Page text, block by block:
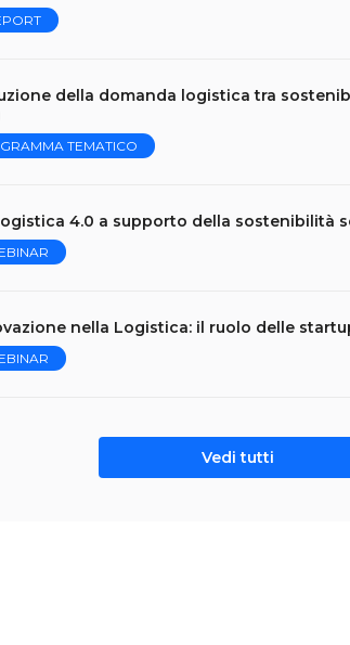
della domanda logistica tra
TEMATICO
4.0 a supporto della sostenibilità
nella Logistica: il ruolo delle
Vedi tutti